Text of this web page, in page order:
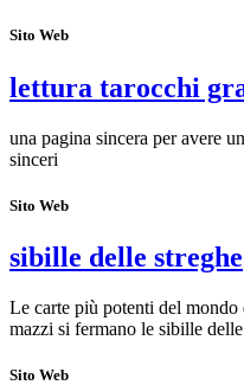
Sito Web
lettura tarocchi
una pagina sincera per avere
sinceri
Sito Web
sibille delle streghe
Le carte più potenti del
mazzi si fermano le sibille
Sito Web